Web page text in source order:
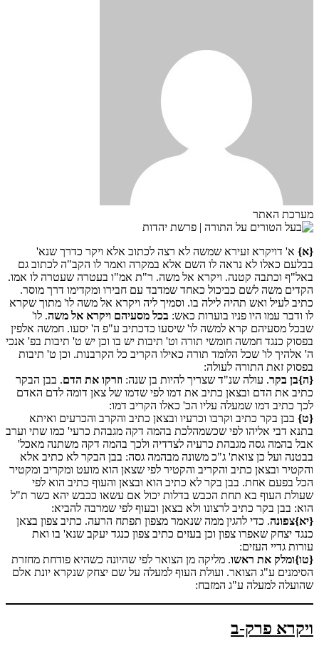
מערכת האתר
{א} א' דויקרא זעירא שמשה לא רצה לכתוב אלא ויקר כדרך שנא'
בבלעם כאלו לא נראה לו השם אלא במקרה ואמר לו הקב"ה לכתוב גם
באל"ף וכתבה קטנה. ויקרא אל משה. ר"ת אמ"ו בעטרה שעטרה לו אמו.
הקדים משה לשם כביכול כאחד שמדבד עם חבירו ומקדימו דרך מוסר.
כתיב לעיל ואש תהיה לילה בו. וסמיך ליה ויקרא אל משה לו' מתוך שקרא
לו ודבר עמו היו פניו בוערות כאש: בכל מסעיהם ויקרא אל משה. לו'
שבכל מסעיהם קרא למשה לו' שיסעו כדכתיב ע"פ ה' יסעו. חמשה אלפין
בפסוק כנגד חמשה חומשי תורה וט' תיבות יש בו וכן יש ט' תיבות בפ' אנכי
ה' אלהיך לו' שכל הלומד תורה כאילו הקריב כל הקרבנות. וכן ט' תיבות
בפסוק זאת התורה לעולה:
{ה}בן בקר. עולה שנ"ד שצריך להיות בן שנה: וזרקו את הדם. בבן הבקר
כתיב את הדם ובצאן כתיב את דמו לפי שדמו של צאן דומה לדם האדם
לכך כתיב דמו שמעלה עליו הכ' כאלו הקריב דמו:
{ט} בבן בקר כתיב וקרבו וכרעיו ובצאן כתיב והקרב והכרעים ואיתא
בתנא דבי אליהו לפי שכשמהלכת בהמה דקה מגבהת כרעי' כמו שתי וערב
אבל בהמה גסה מגבהת כרעיה לצדדיה ולכך בהמה דקה משתנה מאכל'
בבטנה ועל כן צואת' ג"כ משונה מבהמה גסה: בבן הבקר לא כתיב אלא
והקטיר ובצאן כתיב והקריב והקטיר לפי שצאן הוא מועט ומקריב ומקטיר
הכל בפעם אחת. בבן בקר לא כתיב הוא ובצאן והעוף כתיב הוא לפי
שעולת העוף בא תחת הכבש בדלות יכול אם עשאו ככבש יהא כשר ת"ל
הוא: בבן בקר כתיב לרצונו ולא בצאן ובעוף לפי שמרבה להביא:
{יא}צפונה. כדי להגין ממה שנאמר מצפון תפתח הרעה. כתיב צפון בצאן
כנגד יצחק שאפרו צפון וכן בעזים כתיב צפון כנגד יעקב שנא' בו ואת
עורות גדיי העזים:
{טו}ומלק את ראשו. מליקה מן הצואר לפי שהיונה כשהיא פודחת מחזרת
הסימנים ע"ג הצואר. ועולת העוף למעלה על שם יצחק שנקרא יונת אלם
שהועלה למעלה ע"ג המזבח:
ויקרא פרק-ב